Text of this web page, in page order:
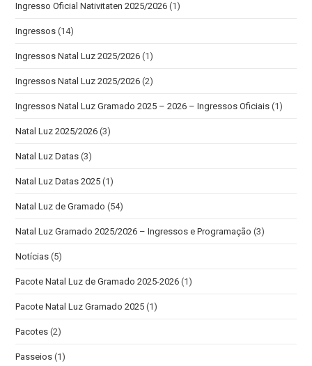
Ingresso Oficial Nativitaten 2025/2026 (1)
Ingressos (14)
Ingressos Natal Luz 2025/2026 (1)
Ingressos Natal Luz 2025/2026 (2)
Ingressos Natal Luz Gramado 2025 – 2026 – Ingressos Oficiais (1)
Natal Luz 2025/2026 (3)
Natal Luz Datas (3)
Natal Luz Datas 2025 (1)
Natal Luz de Gramado (54)
Natal Luz Gramado 2025/2026 – Ingressos e Programação (3)
Notícias (5)
Pacote Natal Luz de Gramado 2025-2026 (1)
Pacote Natal Luz Gramado 2025 (1)
Pacotes (2)
Passeios (1)